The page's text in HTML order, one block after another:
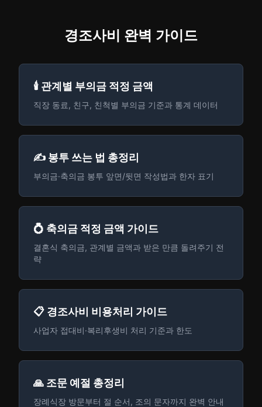
경조사비 완벽 가이드
🕯️ 관계별 부의금 적정 금액
직장 동료, 친구, 친척별 부의금 기준과 통계 데이터
✍️ 봉투 쓰는 법 총정리
부의금·축의금 봉투 앞면/뒷면 작성법과 한자 표기
💍 축의금 적정 금액 가이드
결혼식 축의금, 관계별 금액과 받은 만큼 돌려주기 전
략
📋 경조사비 비용처리 가이드
사업자 접대비·복리후생비 처리 기준과 한도
🙏 조문 예절 총정리
장례식장 방문부터 절 순서, 조의 문자까지 완벽 안내